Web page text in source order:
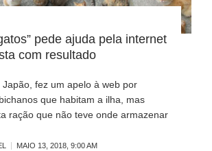
pede ajuda pela internet
com resultado
Japão, fez um apelo à web por
que habitam a ilha, mas
ração que não teve onde armazenar
MAIO 13, 2018, 9:00 AM